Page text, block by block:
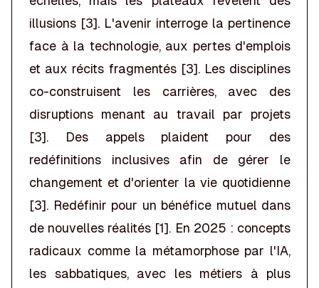
illusions [3]. L'avenir interroge la pertinence
face à la technologie, aux pertes d'emplois
et aux récits fragmentés [3]. Les disciplines
co-construisent les carrières, avec des
disruptions menant au travail par projets
[3]. Des appels plaident pour des
redéfinitions inclusives afin de gérer le
changement et d'orienter la vie quotidienne
[3]. Redéfinir pour un bénéfice mutuel dans
de nouvelles réalités [1]. En 2025 : concepts
radicaux comme la métamorphose par l'IA,
les sabbatiques, avec les métiers à plus